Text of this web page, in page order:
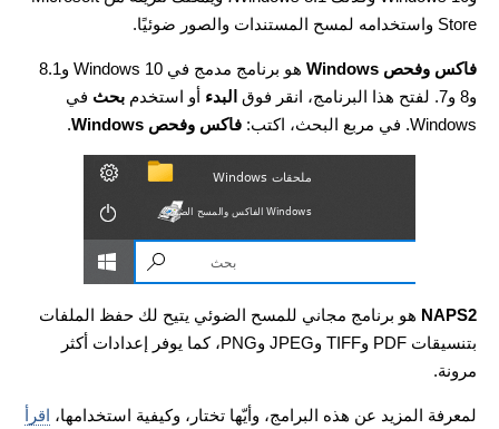
Store واستخدامه لمسح المستندات والصور ضوئيًا.
فاكس وفحص Windows
هو برنامج مدمج في Windows 10 و8.1
و8 و7. لفتح هذا البرنامج، انقر فوق
البدء أو استخدم بحث في
Windows. في مربع البحث، اكتب:
فاكس وفحص Windows .
NAPS2 هو برنامج مجاني للمسح الضوئي يتيح لك حفظ الملفات
بتنسيقات PDF وTIFF وJPEG وPNG، كما يوفر إعدادات أكثر
مرونة.
لمعرفة المزيد عن هذه البرامج، وأيّها تختار، وكيفية استخدامها، اقرأ